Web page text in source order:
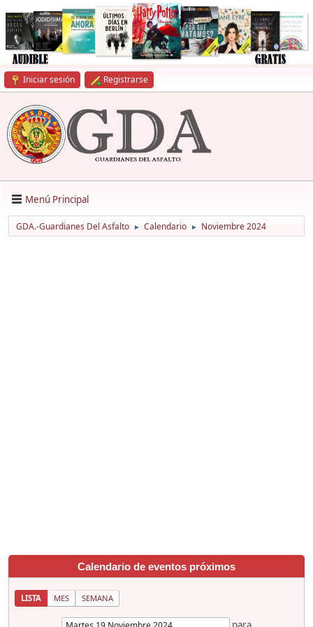
Iniciar sesión Registrarse
Menú Principal
GDA.-Guardianes Del Asfalto ► Calendario ► Noviembre 2024
Calendario de eventos próximos
LISTA MES SEMANA